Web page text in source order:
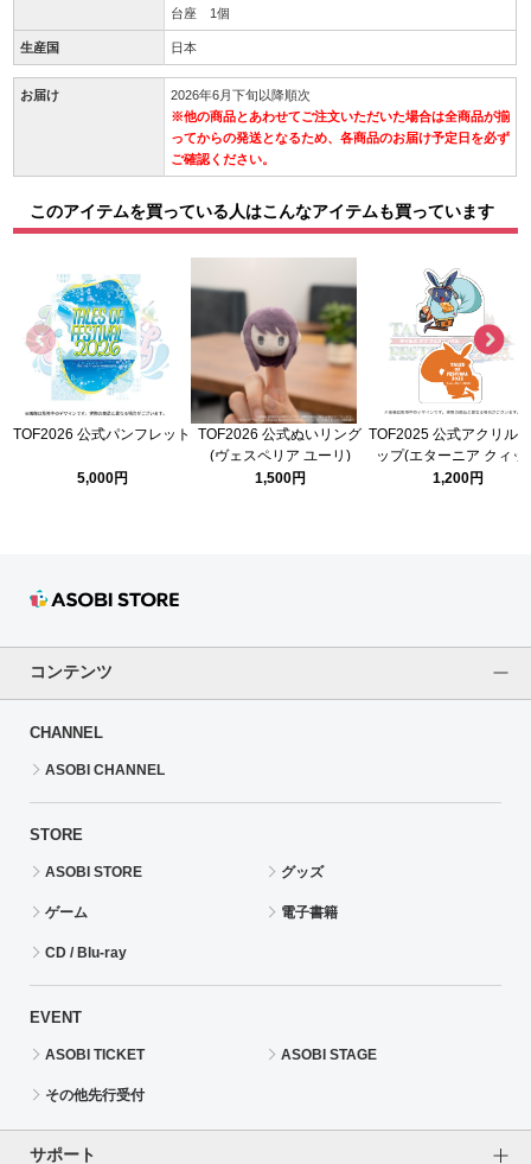
台座 1個
生産国 日本
お届け
2026年6月下旬以降順次
※他の商品とあわせてご注文いただいた場合は全商品が揃
ってからの発送となるため、各商品のお届け予定日を必ず
ご確認ください。
このアイテムを買っている人はこんなアイテムも買っています
TOF2026 公式パンフレット
5,000円
TOF2026 公式ぬいリング
(ヴェスペリア ユーリ)
1,500円
TOF2025 公式アクリル
ップ(エターニア クィッ
ー)
1,200円
コンテンツ
CHANNEL
ASOBI CHANNEL
STORE
ASOBI STORE グッズ
ゲーム 電子書籍
CD / Blu-ray
EVENT
ASOBI TICKET ASOBI STAGE
その他先行受付
サポート